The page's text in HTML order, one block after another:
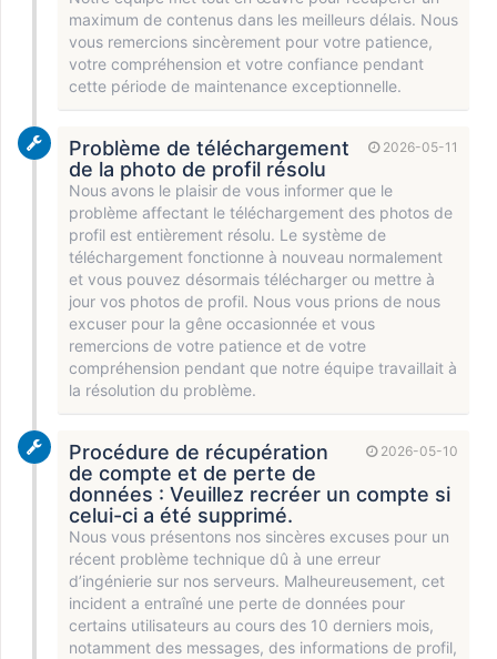
maximum de contenus dans les meilleurs délais. Nous
vous remercions sincèrement pour votre patience,
votre compréhension et votre confiance pendant
cette période de maintenance exceptionnelle.
2026-05-11
Problème de téléchargement
de la photo de profil résolu
Nous avons le plaisir de vous informer que le
problème affectant le téléchargement des photos de
profil est entièrement résolu. Le système de
téléchargement fonctionne à nouveau normalement
et vous pouvez désormais télécharger ou mettre à
jour vos photos de profil. Nous vous prions de nous
excuser pour la gêne occasionnée et vous
remercions de votre patience et de votre
compréhension pendant que notre équipe travaillait à
la résolution du problème.
2026-05-10
Procédure de récupération
de compte et de perte de
données : Veuillez recréer un compte si
celui-ci a été supprimé.
Nous vous présentons nos sincères excuses pour un
récent problème technique dû à une erreur
d’ingénierie sur nos serveurs. Malheureusement, cet
incident a entraîné une perte de données pour
certains utilisateurs au cours des 10 derniers mois,
notamment des messages, des informations de profil,